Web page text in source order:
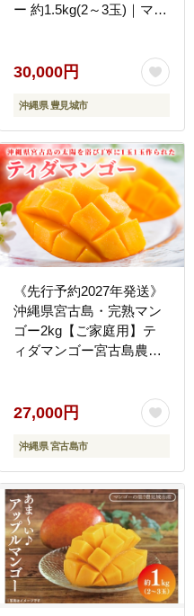
ー 約1.5kg(2～3玉)｜マン
予約 沖縄 おきなわ 沖縄
30,000円
沖縄県 豊見城市
《先行予約2027年発送》
沖縄県宮古島・完熟マン
ゴー2kg【ご家庭用】テ
ィダマンゴー宮古島農園
27,000円
沖縄県 宮古島市